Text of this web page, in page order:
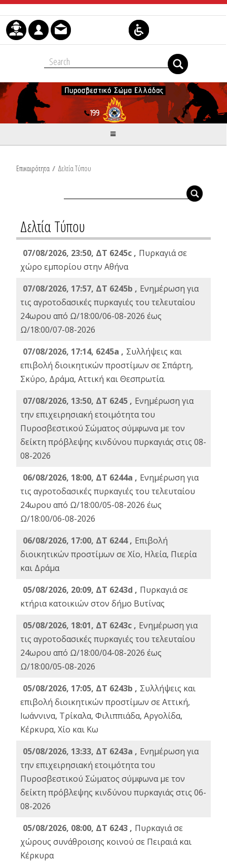
Μετάβαση στο περιεχόμενο
Επικαιρότητα / Δελτία Τύπου
Δελτία Τύπου
07/08/2026, 23:50, ΔΤ 6245c , Πυρκαγιά σε
χώρο εμπορίου στην Αθήνα
07/08/2026, 17:57, ΔΤ 6245b , Ενημέρωση για
τις αγροτοδασικές πυρκαγιές του τελευταίου
24ωρου από Ω/18:00/06-08-2026 έως
Ω/18:00/07-08-2026
07/08/2026, 17:14, 6245a , Συλλήψεις και
επιβολή διοικητικών προστίμων σε Σπάρτη,
Σκύρο, Δράμα, Αττική και Θεσπρωτία.
07/08/2026, 13:50, ΔΤ 6245 , Ενημέρωση για
την επιχειρησιακή ετοιμότητα του
Πυροσβεστικού Σώματος σύμφωνα με τον
δείκτη πρόβλεψης κινδύνου πυρκαγιάς στις 08-
08-2026
06/08/2026, 18:00, ΔΤ 6244a , Ενημέρωση για
τις αγροτοδασικές πυρκαγιές του τελευταίου
24ωρου από Ω/18:00/05-08-2026 έως
Ω/18:00/06-08-2026
06/08/2026, 17:00, ΔΤ 6244 , Επιβολή
διοικητικών προστίμων σε Χίο, Ηλεία, Πιερία
και Δράμα
05/08/2026, 20:09, ΔΤ 6243d , Πυρκαγιά σε
κτήρια κατοικιών στον δήμο Βυτίνας
05/08/2026, 18:01, ΔΤ 6243c , Ενημέρωση για
τις αγροτοδασικές πυρκαγιές του τελευταίου
24ωρου από Ω/18:00/04-08-2026 έως
Ω/18:00/05-08-2026
05/08/2026, 17:05, ΔΤ 6243b , Συλλήψεις και
επιβολή διοικητικών προστίμων σε Αττική,
Ιωάννινα, Τρίκαλα, Φιλιππιάδα, Αργολίδα,
Κέρκυρα, Χίο και Κω
05/08/2026, 13:33, ΔΤ 6243a , Ενημέρωση για
την επιχειρησιακή ετοιμότητα του
Πυροσβεστικού Σώματος σύμφωνα με τον
δείκτη πρόβλεψης κινδύνου πυρκαγιάς στις 06-
08-2026
05/08/2026, 08:00, ΔΤ 6243 , Πυρκαγιά σε
χώρους συνάθροισης κοινού σε Πειραιά και
Κέρκυρα